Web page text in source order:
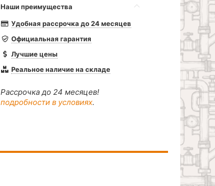
Наши преимущества
Удобная рассрочка до 24 месяцев
Официальная гарантия
Лучшие цены
Реальное наличие на складе
Рассрочка до 24 месяцев!
подробности в условиях.